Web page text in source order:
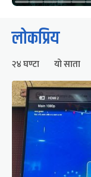
लोकप्रिय
२४ घण्टा यो साता